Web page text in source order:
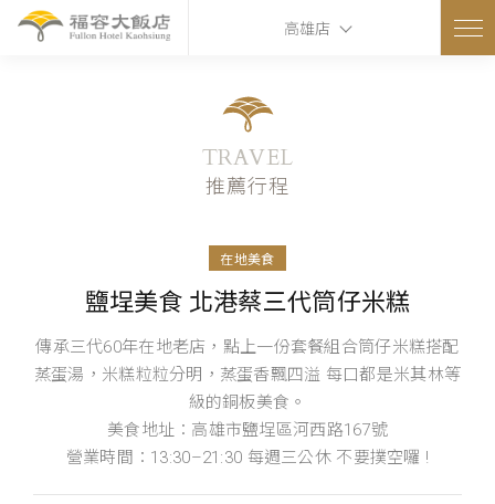
高雄店
TRAVEL
推薦行程
在地美食
鹽埕美食 北港蔡三代筒仔米糕
傳承三代60年在地老店，點上一份套餐組合筒仔米糕搭配
蒸蛋湯，米糕粒粒分明，蒸蛋香飄四溢 每口都是米其林等
級的銅板美食。
美食地址：高雄市鹽埕區河西路167號
營業時間：13:30–21:30 每週三公休 不要撲空囉 !